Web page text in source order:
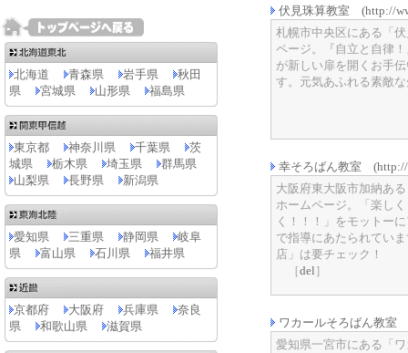
北海道 青森県 岩手県
秋田
県
宮城県 山形県 福島県
東京都 神奈川県 千葉県
茨
城県
栃木県 埼玉県
群馬県
山梨県
長野県 新潟県
愛知県 三重県 静岡県
岐阜
県
富山県 石川県 福井県
京都府 大阪府 兵庫県
奈良
県
和歌山県 滋賀県
伏見珠算教室 (http://
札幌市中央区にある「
ページ。『自立と自律
が新しい扉を開くお手
す。元気あふれる素敵
幸そろばん教室 (http://
大阪府東大阪市加納あ
ホームページ。「楽し
く！！！」をモットー
で指導にあたられてい
店」は要チェック！
［del ］
ワカールそろばん教室
愛知県一宮市にある「